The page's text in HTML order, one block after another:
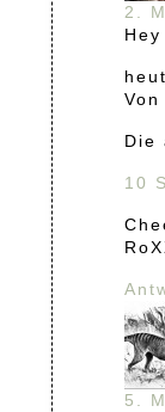
2.
Hey
Die
10
5.